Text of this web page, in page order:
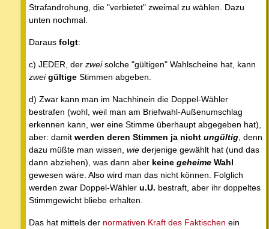
Strafandrohung, die "verbietet" zweimal zu wählen. Dazu
unten nochmal.
Daraus folgt:
c) JEDER, der zweisolche "gültigen" Wahlscheine hat, kann
zwei gültige Stimmen abgeben.
d) Zwar kann man im Nachhinein die Doppel-Wähler
bestrafen (wohl, weil man am Briefwahl-Außenumschlag
erkennen kann, wer eine Stimme überhaupt abgegeben hat),
aber: damit werden deren Stimmen ja nicht ungültig , denn
dazu müßte man wissen, wie derjenige gewählt hat (und das
dann abziehen), was dann aber keine geheime Wahl
gewesen wäre. Also wird man das nicht können. Folglich
werden zwar Doppel-Wähler u.U. bestraft, aber ihr doppeltes
Stimmgewicht bliebe erhalten.
Das hat mittels der normativen Kraft des Faktischen ein